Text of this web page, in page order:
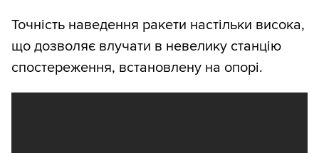
Точність наведення ракети настільки висока,
що дозволяє влучати в невелику станцію
спостереження, встановлену на опорі.